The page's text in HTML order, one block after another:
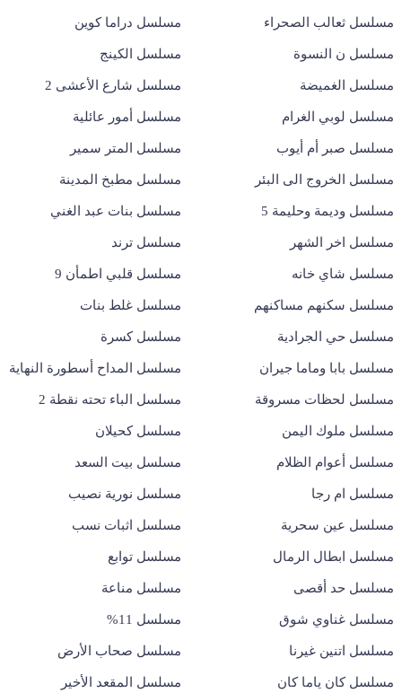
مسلسل ثعالب الصحراء مسلسل دراما كوين
مسلسل ن النسوة مسلسل الكينج
مسلسل الغميضة مسلسل شارع الأعشى 2
مسلسل لوبي الغرام مسلسل أمور عائلية
مسلسل صبر أم أيوب مسلسل المتر سمير
مسلسل الخروج الى البئر مسلسل مطبخ المدينة
مسلسل وديمة وحليمة 5 مسلسل بنات عبد الغني
مسلسل اخر الشهر مسلسل ترند
مسلسل شاي خانه مسلسل قلبي اطمأن 9
مسلسل سكنهم مساكنهم مسلسل غلط بنات
مسلسل حي الجرادية مسلسل كسرة
مسلسل بابا وماما جيران مسلسل المداح أسطورة النهاية
مسلسل لحظات مسروقة مسلسل الباء تحته نقطة 2
مسلسل ملوك اليمن مسلسل كحيلان
مسلسل أعوام الظلام مسلسل بيت السعد
مسلسل ام رجا مسلسل نورية نصيب
مسلسل عين سحرية مسلسل اثبات نسب
مسلسل ابطال الرمال مسلسل توابع
مسلسل حد أقصى مسلسل مناعة
مسلسل غناوي شوق مسلسل 11%
مسلسل اتنين غيرنا مسلسل صحاب الأرض
مسلسل كان ياما كان مسلسل المقعد الأخير